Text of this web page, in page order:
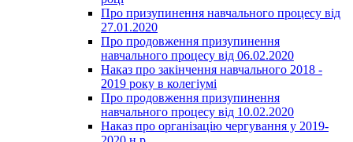
Про призупинення навчального процесу від
27.01.2020
Про продовження призупинення
навчального процесу від 06.02.2020
Наказ про закінчення навчального 2018 -
2019 року в колегіумі
Про продовження призупинення
навчального процесу від 10.02.2020
Наказ про організацію чергування у 2019-